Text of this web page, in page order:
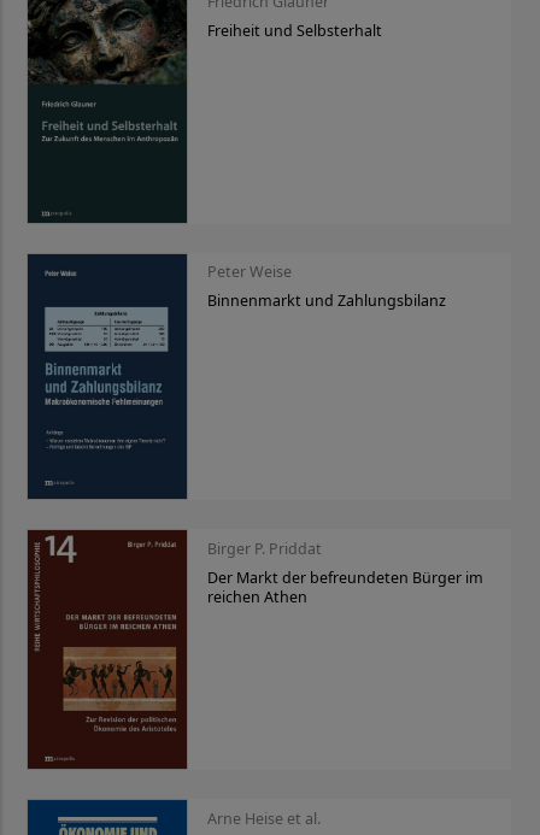
Freiheit und Selbsterhalt
Peter Weise
Binnenmarkt und Zahlungsbilanz
Birger P. Priddat
Der Markt der befreundeten Bürger im
reichen Athen
Arne Heise et al.